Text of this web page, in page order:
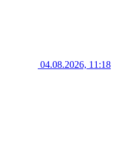
04.08.2026, 11:18